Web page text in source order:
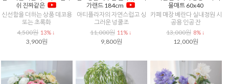
쉬 진짜같은
신선함을 더하는 상품 데코용
또는 초록화
4,500원 13% ↓
3,900원
가랜드 184cm
아티플라자의 자연스럽고 싱
그러운 넝쿨조
11,000원 11% ↓
9,800원
물매트 60x40
카페 매장 베란다 실내정원 시
공용 인공 잔
13,000원 8% ↓
12,000원